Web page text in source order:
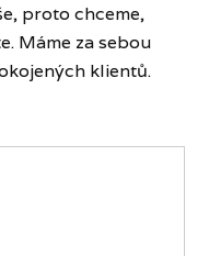
proto chceme,
Máme za sebou
klientů.